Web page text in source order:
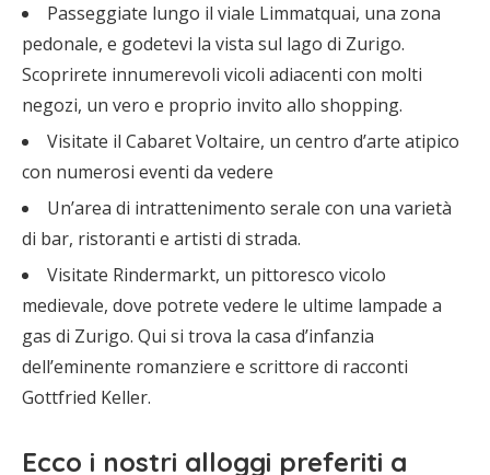
Passeggiate lungo il viale Limmatquai, una zona
pedonale, e godetevi la vista sul lago di Zurigo.
Scoprirete innumerevoli vicoli adiacenti con molti
negozi, un vero e proprio invito allo shopping.
Visitate il Cabaret Voltaire, un centro d’arte atipico
con numerosi eventi da vedere
Un’area di intrattenimento serale con una varietà
di bar, ristoranti e artisti di strada.
Visitate Rindermarkt, un pittoresco vicolo
medievale, dove potrete vedere le ultime lampade a
gas di Zurigo. Qui si trova la casa d’infanzia
dell’eminente romanziere e scrittore di racconti
Gottfried Keller.
Ecco i nostri alloggi preferiti a